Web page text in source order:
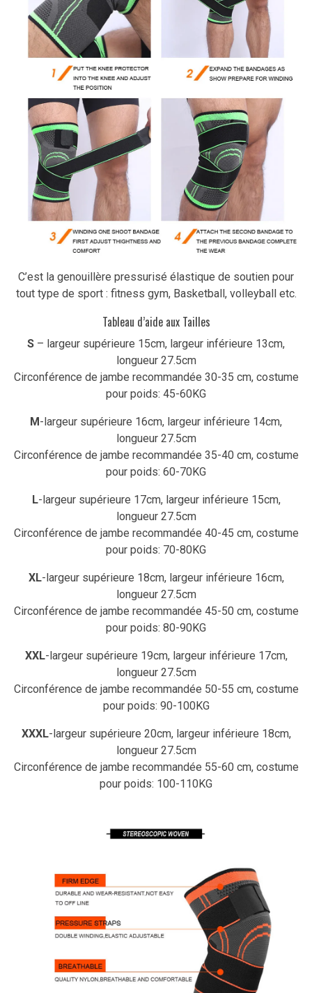
C’est la genouillère pressurisé élastique de soutien pour
tout type de sport : fitness gym, Basketball, volleyball etc.
Tableau d’aide aux Tailles
S – largeur supérieure 15cm, largeur inférieure 13cm,
longueur 27.5cm
Circonférence de jambe recommandée 30-35 cm, costume
pour poids: 45-60KG
M -largeur supérieure 16cm, largeur inférieure 14cm,
longueur 27.5cm
Circonférence de jambe recommandée 35-40 cm, costume
pour poids: 60-70KG
L-largeur supérieure 17cm, largeur inférieure 15cm,
longueur 27.5cm
Circonférence de jambe recommandée 40-45 cm, costume
pour poids: 70-80KG
XL-largeur supérieure 18cm, largeur inférieure 16cm,
longueur 27.5cm
Circonférence de jambe recommandée 45-50 cm, costume
pour poids: 80-90KG
XXL-largeur supérieure 19cm, largeur inférieure 17cm,
longueur 27.5cm
Circonférence de jambe recommandée 50-55 cm, costume
pour poids: 90-100KG
XXXL-largeur supérieure 20cm, largeur inférieure 18cm,
longueur 27.5cm
Circonférence de jambe recommandée 55-60 cm, costume
pour poids: 100-110KG